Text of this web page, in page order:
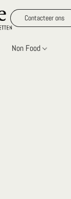
Contacteer ons
Non Food